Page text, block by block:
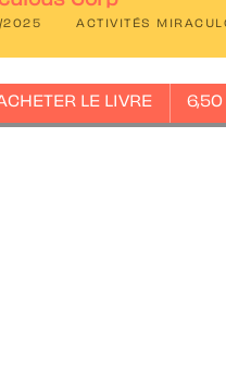
ACTIVITÉS
LE LIVRE